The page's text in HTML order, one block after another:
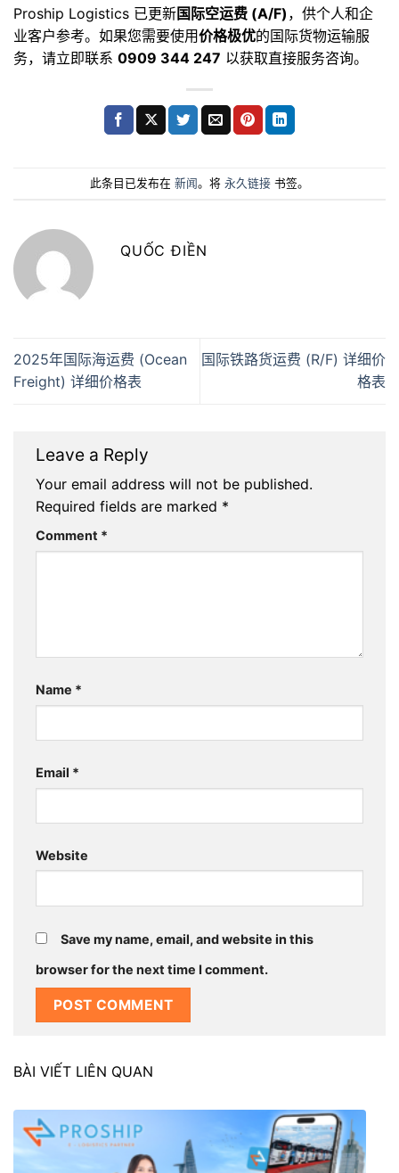
Proship Logistics 已更新国际空运费 (A/F) ，供个人和企
业客户参考。如果您需要使用价格极优的国际货物运输服
务，请立即联系 0909 344 247 以获取直接服务咨询。
此条目已发布在 新闻。将 永久链接 书签。
QUỐC ĐIỀN
2025年国际海运费 (Ocean
Freight) 详细价格表
国际铁路货运费 (R/F) 详细价
格表
Leave a Reply
Your email address will not be published.
Required fields are marked *
Comment *
Name *
Email *
Website
Save my name, email, and website in this
browser for the next time I comment.
BÀI VIẾT LIÊN QUAN